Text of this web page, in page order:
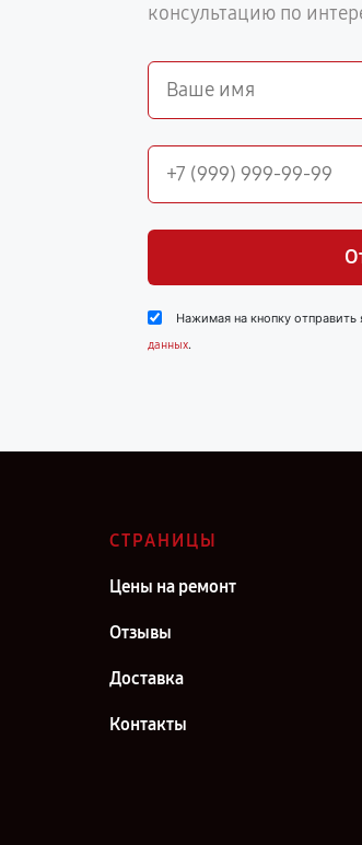
консультацию по
Нажимая на кнопку
данных.
СТРАНИЦЫ
Цены на ремонт
Отзывы
Доставка
Контакты